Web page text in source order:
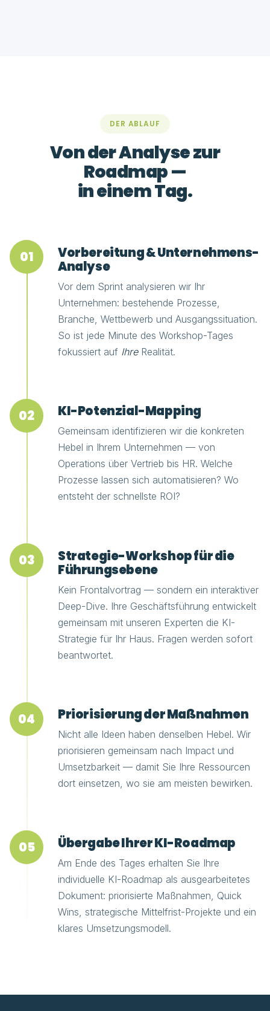
DER ABLAUF
Von der Analyse zur
Roadmap —
in einem Tag.
01
Vorbereitung & Unternehmens-
Analyse
Vor dem Sprint analysieren wir Ihr
Unternehmen: bestehende Prozesse,
Branche, Wettbewerb und Ausgangssituation.
So ist jede Minute des Workshop-Tages
fokussiert auf IhreRealität.
02 KI-Potenzial-Mapping
Gemeinsam identifizieren wir die konkreten
Hebel in Ihrem Unternehmen — von
Operations über Vertrieb bis HR. Welche
Prozesse lassen sich automatisieren? Wo
entsteht der schnellste ROI?
03
Strategie-Workshop für die
Führungsebene
Kein Frontalvortrag — sondern ein interaktiver
Deep-Dive. Ihre Geschäftsführung entwickelt
gemeinsam mit unseren Experten die KI-
Strategie für Ihr Haus. Fragen werden sofort
beantwortet.
04 Priorisierung der Maßnahmen
Nicht alle Ideen haben denselben Hebel. Wir
priorisieren gemeinsam nach Impact und
Umsetzbarkeit — damit Sie Ihre Ressourcen
dort einsetzen, wo sie am meisten bewirken.
05 Übergabe Ihrer KI-Roadmap
Am Ende des Tages erhalten Sie Ihre
individuelle KI-Roadmap als ausgearbeitetes
Dokument: priorisierte Maßnahmen, Quick
Wins, strategische Mittelfrist-Projekte und ein
klares Umsetzungsmodell.